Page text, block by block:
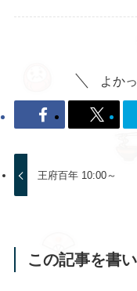
よか
王府百年 10:00～
この記事を書